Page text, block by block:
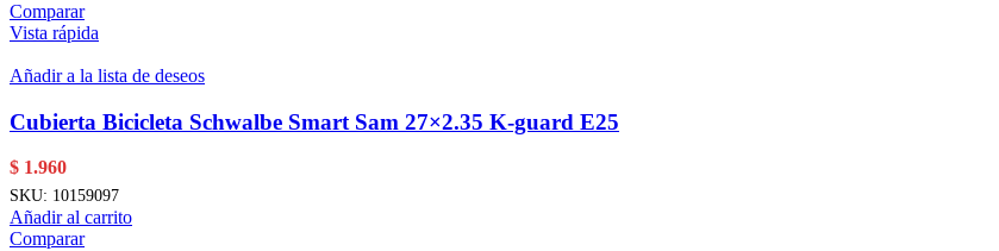
Comparar
Vista rápida
Añadir a la lista de deseos
Cubierta Bicicleta Schwalbe Smart Sam 27×2.35 K-guard E25
$ 1.960
SKU: 10159097
Añadir al carrito
Comparar